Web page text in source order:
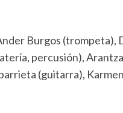
Burgos (trompeta),
percusión),
(guitarra), Karmen